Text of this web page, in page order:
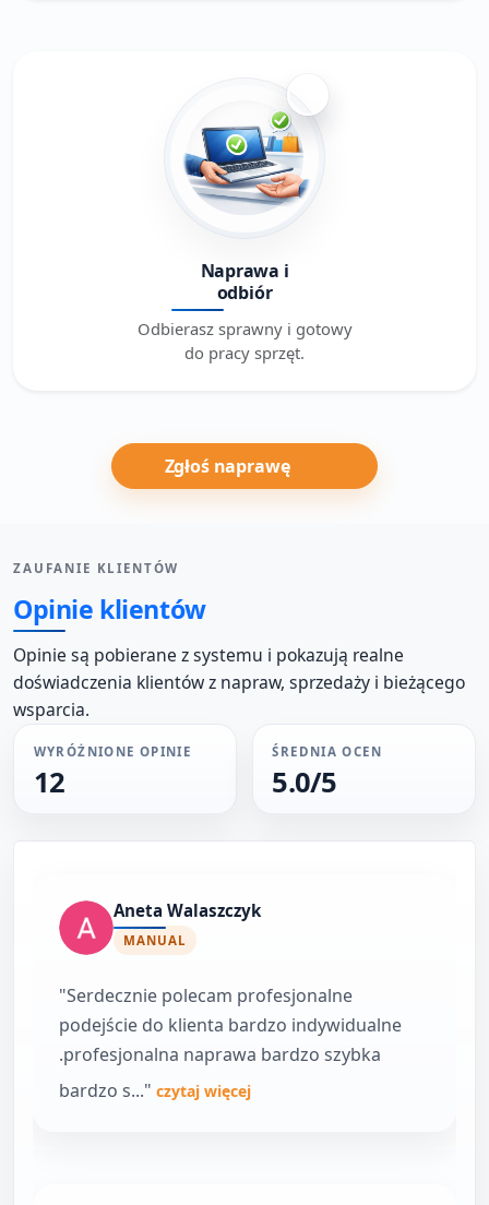
Naprawa i
odbiór
Odbierasz sprawny i gotowy
do pracy sprzęt.
Zgłoś naprawę
ZAUFANIE KLIENTÓW
Opinie klientów
Opinie są pobierane z systemu i pokazują realne
doświadczenia klientów z napraw, sprzedaży i bieżącego
wsparcia.
WYRÓŻNIONE OPINIE
12
ŚREDNIA OCEN
5.0/5
Aneta Walaszczyk
MANUAL
"Serdecznie polecam profesjonalne
podejście do klienta bardzo indywidualne
.profesjonalna naprawa bardzo szybka
bardzo s..." czytaj więcej